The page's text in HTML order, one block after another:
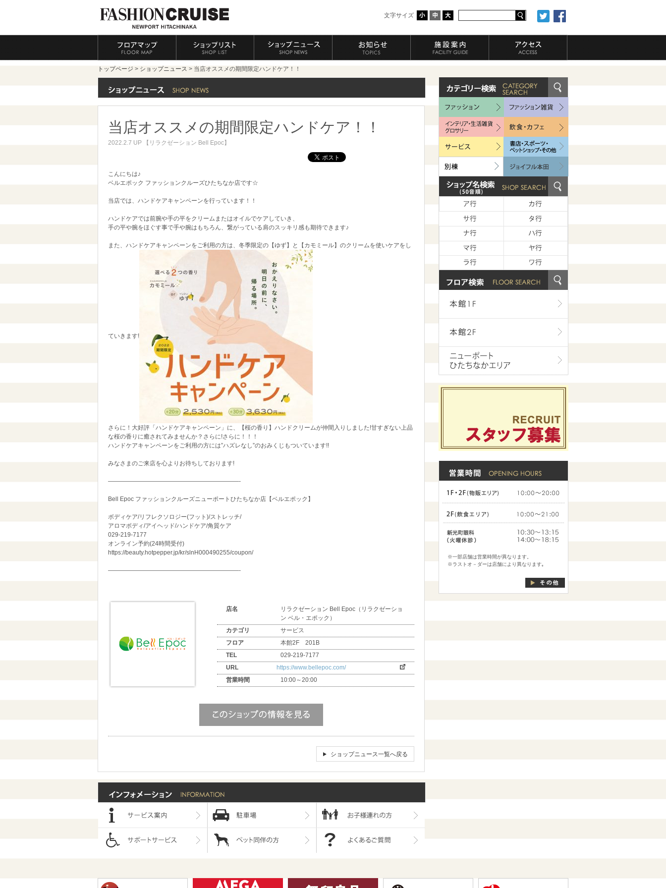
文字サイズ
トップページ > ショップニュース > 当店オススメの期間限定ハンドケア！！
当店オススメの期間限定ハンドケア！！
2022.2.7 UP 【リラクゼーション Bell Epoc】
こんにちは♪
ベルエポック ファッションクルーズひたちなか店です☆
当店では、ハンドケアキャンペーンを行っています！！
ハンドケアでは前腕や手の平をクリームまたはオイルでケアしていき、
手の平や腕をほぐす事で手や腕はもちろん、繋がっている肩のスッキリ感も期待できます♪
また、ハンドケアキャンペーンをご利用の方は、冬季限定の【ゆず】と【カモミール】のクリームを使いケアをし
ていきます!
さらに！大好評「ハンドケアキャンペーン」に、【桜の香り】ハンドクリームが仲間入りしました!甘すぎない上品
な桜の香りに癒されてみませんか？さらに!さらに！！！
ハンドケアキャンペーンをご利用の方には”ハズレなし”のおみくじもついています!!
みなさまのご来店を心よりお待ちしております!
——————————————————————-
Bell Epoc ファッションクルーズニューポートひたちなか店【ベルエポック】
ボディケア/リフレクソロジー(フット)/ストレッチ/
アロマボディ/アイヘッド/ハンドケア/角質ケア
029-219-7177
オンライン予約(24時間受付)
https://beauty.hotpepper.jp/kr/slnH000490255/coupon/
——————————————————————-
店名
リラクゼーション Bell Epoc（リラクゼーショ
ン ベル・エポック）
カテゴリ
サービス
フロア
本館2F 201B
TEL
029-219-7177
URL
https://www.bellepoc.com/
営業時間
10:00～20:00
ショップニュース一覧へ戻る
※一部店舗は営業時間が異なります。
※ラストオ－ダーは店舗により異なります｡